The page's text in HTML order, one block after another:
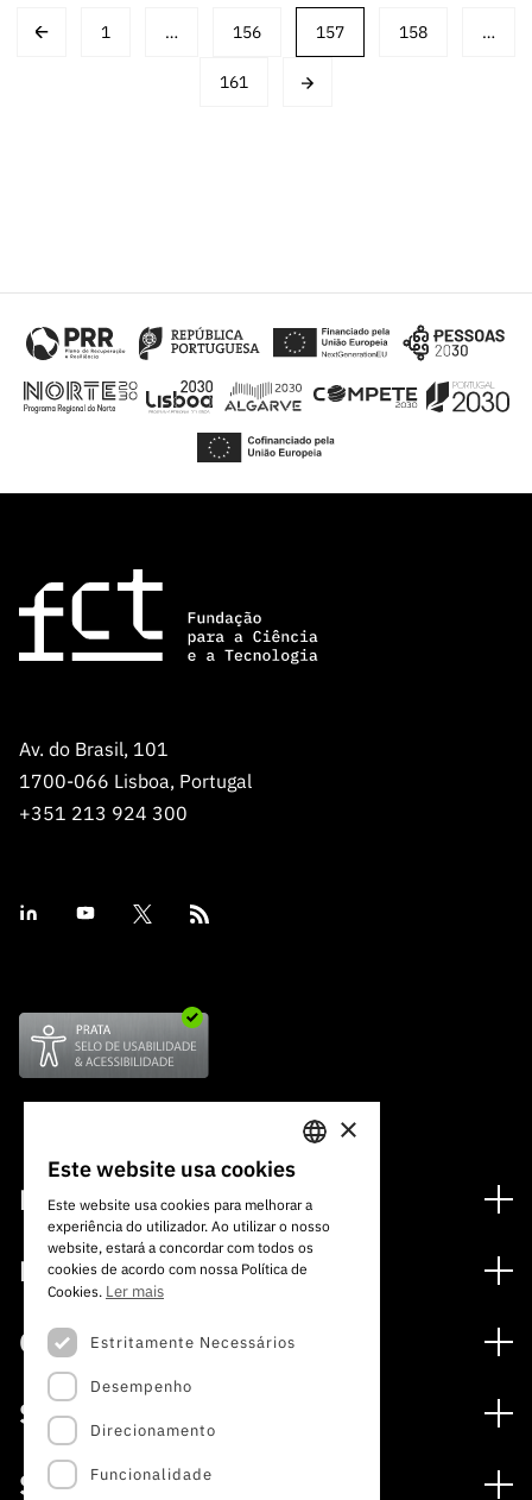
Posts
navigation
1 … 156 157 158 …
161
Av. do Brasil, 101
1700-066 Lisboa, Portugal
+351 213 924 300
Financiamento
Programas de Financiamento
Internacional
Prémios
Media
Notas de Imprensa
Subscrever Newsletter
Subscrever Direct Mail de Concursos
Agenda
Concursos
Concursos Abertos
Concursos Previstos
Concursos Fechados
Serviços
Serviços digitais: Tecnologia para o Conhecimento
Sobre
PORTUGUESE
ENGLISH
×
Este website usa cookies
Este website usa cookies para melhorar a
experiência do utilizador. Ao utilizar o nosso
website, estará a concordar com todos os
cookies de acordo com nossa Política de
Cookies. Ler mais
Estritamente Necessários
Desempenho
Direcionamento
Funcionalidade